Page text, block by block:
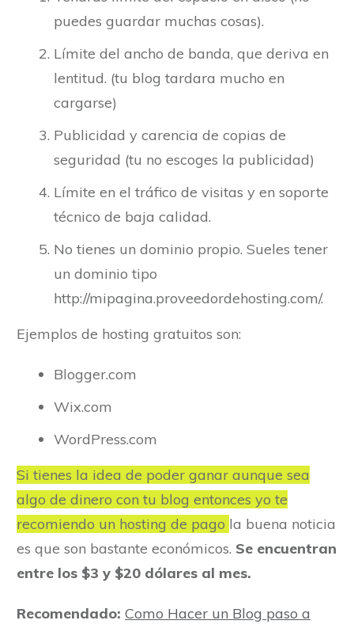
puedes guardar muchas cosas).
Límite del ancho de banda, que deriva en
lentitud. (tu blog tardara mucho en
cargarse)
Publicidad y carencia de copias de
seguridad (tu no escoges la publicidad)
Límite en el tráfico de visitas y en soporte
técnico de baja calidad.
No tienes un dominio propio. Sueles tener
un dominio tipo
http://mipagina.proveedordehosting.com/.
Ejemplos de hosting gratuitos son:
Blogger.com
Wix.com
WordPress.com
Si tienes la idea de poder ganar aunque sea
algo de dinero con tu blog entonces yo te
recomiendo un hosting de pago la buena noticia
es que son bastante económicos. Se encuentran
entre los $3 y $20 dólares al mes.
Recomendado: Como Hacer un Blog paso a